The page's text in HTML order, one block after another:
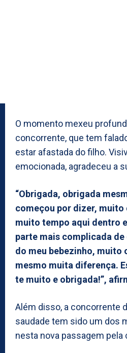
O momento mexeu
concorrente, que tem
estar afastada do filho.
emocionada, agradeceu a
“Obrigada, obrigada
começou por dizer, muito
muito tempo aqui dentro
parte mais complicada
do meu bebezinho, muito
mesmo muita diferença.
te muito e obrigada!”,
Além disso, a concorrente
saudade tem sido um dos
nesta nova passagem pela